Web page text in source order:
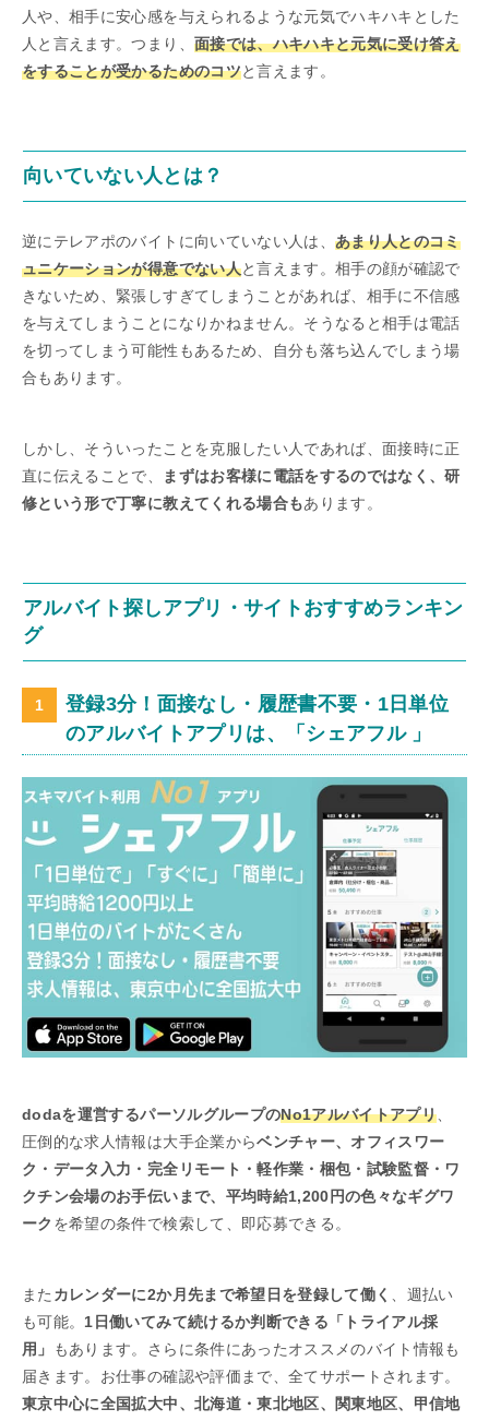
人や、相手に安心感を与えられるような元気でハキハキとした
人と言えます。つまり、 面接では、ハキハキと元気に受け答え
をすることが受かるためのコツと言えます。
向いていない人とは？
逆にテレアポのバイトに向いていない人は、あまり人とのコミ
ュニケーションが得意でない人と言えます。相手の顔が確認で
きないため、緊張しすぎてしまうことがあれば、相手に不信感
を与えてしまうことになりかねません。そうなると相手は電話
を切ってしまう可能性もあるため、自分も落ち込んでしまう場
合もあります。
しかし、そういったことを克服したい人であれば、面接時に正
直に伝えることで、
まずはお客様に電話をするのではなく、研
修という形で丁寧に教えてくれる場合もあります。
アルバイト探しアプリ・サイトおすすめランキン
グ
登録3分！面接なし・履歴書不要・1日単位
のアルバイトアプリは、「シェアフル 」
dodaを運営するパーソルグループのNo1アルバイトアプリ
圧倒的な求人情報は大手企業からベンチャー、オフィスワー
ク・データ入力・完全リモート・軽作業・梱包・試験監督・ワ
クチン会場のお手伝いまで、平均時給1,200円の色々なギグワ
ーク を希望の条件で検索して、即応募できる。
また カレンダーに2か月先まで希望日を登録して働く
、週払い
も可能。 1日働いてみて続けるか判断できる「トライアル採
用」
もあります。さらに条件にあったオススメのバイト情報も
届きます。お仕事の確認や評価まで、全てサポートされます。
東京中心に全国拡大中、北海道・東北地区、関東地区、甲信地